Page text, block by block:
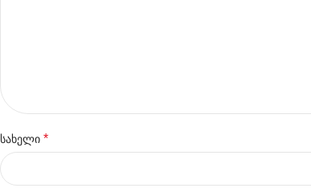
სახელი *